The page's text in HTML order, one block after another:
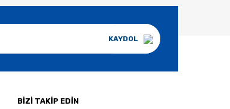
KAYDOL
BİZİ TAKİP EDİN